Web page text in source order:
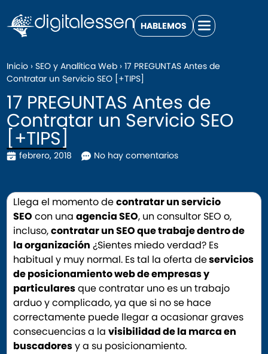
HABLEMOS
Inicio › SEO y Analítica Web ›17 PREGUNTAS Antes de
Contratar un Servicio SEO [+TIPS]
17 PREGUNTAS Antes de
Contratar un Servicio SEO
[+TIPS]
febrero, 2018 No hay comentarios
Llega el momento decontratar un servicio
SEO con unaagencia SEO, un consultor SEO o,
incluso,contratar un SEO que trabaje dentro de
la organización ¿Sientes miedo verdad? Es
habitual y muy normal. Es tal la oferta deservicios
de posicionamiento web de empresas y
particularesque contratar uno es un trabajo
arduo y complicado, ya que si no se hace
correctamente puede llegar a ocasionar graves
consecuencias a lavisibilidad de la marca en
buscadoresy a su posicionamiento.